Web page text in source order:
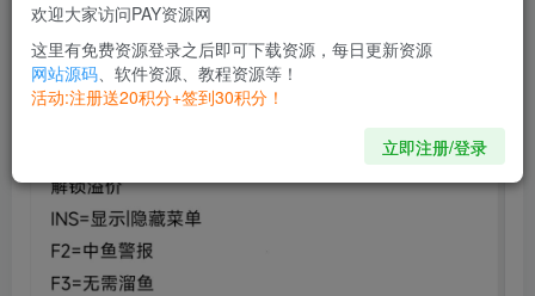
欢迎大家访问PAY资源网
这里有免费资源登录之后即可下载资源，每日更新资源
网站源码、软件资源、教程资源等！
活动:注册送20积分+签到30积分！
立即注册/登录